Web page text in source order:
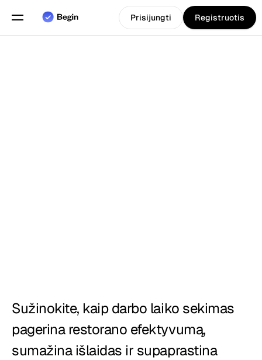
Maisto tiekimas
Prisijungti Registruotis
Sužinokite, kaip darbo laiko sekimas
pagerina restorano efektyvumą,
sumažina išlaidas ir supaprastina